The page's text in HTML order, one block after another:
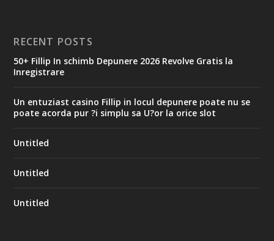
RECENT POSTS
50+ Fillip In schimb Depunere 2026 Revolve Gratis la
Inregistrare
Un entuziast casino Fillip in locul depunere poate nu se
poate acorda pur ?i simplu sa U?or la orice slot
Untitled
Untitled
Untitled